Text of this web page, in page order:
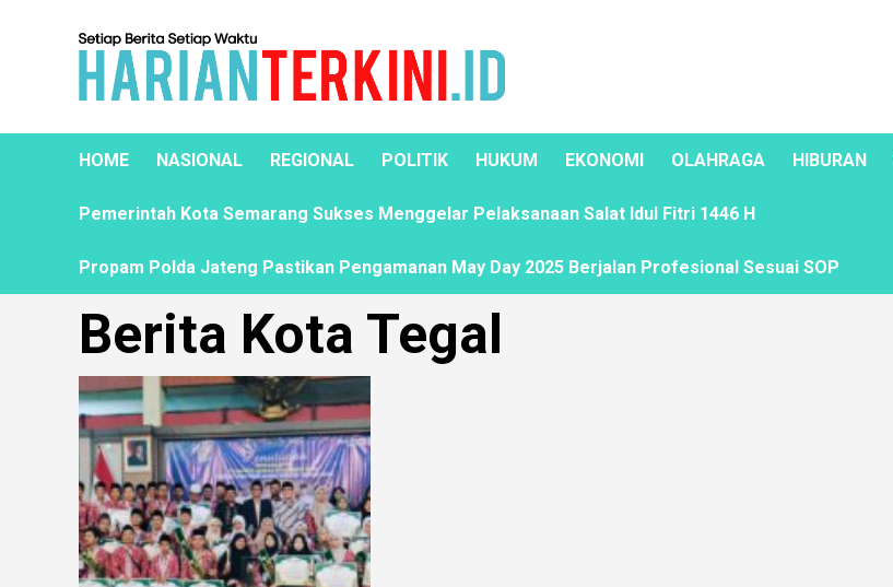
HOME NASIONAL REGIONAL POLITIK HUKUM EKONOMI OLAHRAGA HIBURAN
Pemerintah Kota Semarang Sukses Menggelar Pelaksanaan Salat Idul Fitri 1446 H
Propam Polda Jateng Pastikan Pengamanan May Day 2025 Berjalan Profesional Sesuai SOP
Berita Kota Tegal